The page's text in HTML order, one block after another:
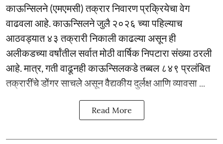
काऊन्सिलने (एमएमसी) तक्रार निवारण प्रक्रियेचा वेग
वाढवला आहे. काऊन्सिलने जुलै २०२६ च्या पहिल्याच
आठवड्यात ४३ तक्रारी निकाली काढल्या असून ही
अलीकडच्या वर्षांतील सर्वात मोठी वार्षिक निपटारा संख्या ठरली
आहे. मात्र, गती वाढूनही काऊन्सिलकडे तब्बल ८४९ प्रलंबित
तक्रारींचे डोंगर साचले असून वैद्यकीय दुर्लक्ष आणि व्यावसा ...
Read More